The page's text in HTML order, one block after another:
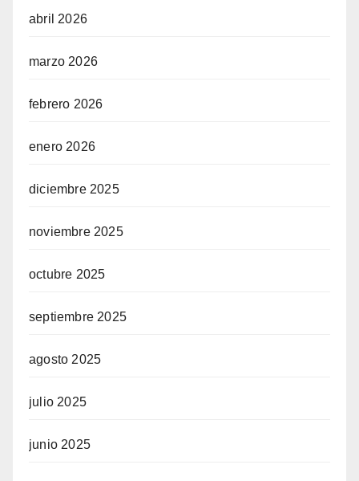
abril 2026
marzo 2026
febrero 2026
enero 2026
diciembre 2025
noviembre 2025
octubre 2025
septiembre 2025
agosto 2025
julio 2025
junio 2025